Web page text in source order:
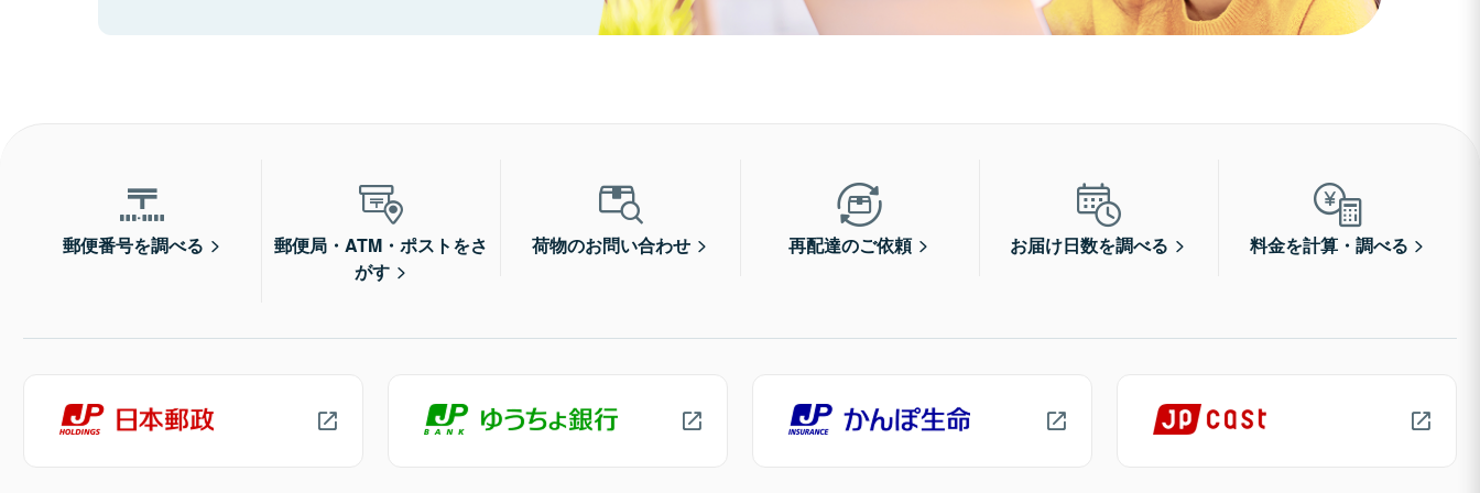
郵便番号を調べる
郵便局・ATM・ポストをさ
がす
荷物のお問い合わせ 再配達のご依頼 お届け日数を調べる 料金を計算・調べる